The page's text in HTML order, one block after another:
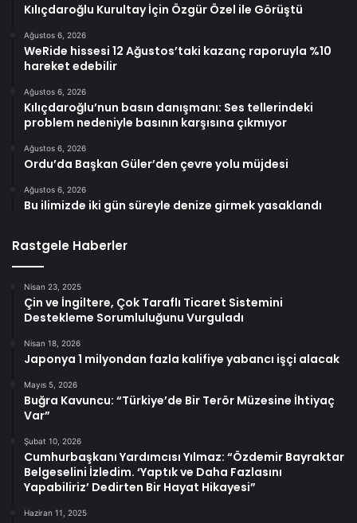
Kılıçdaroğlu Kurultay İçin Özgür Özel ile Görüştü
Ağustos 6, 2026
WeRide hissesi 12 Ağustos’taki kazanç raporuyla %10
hareket edebilir
Ağustos 6, 2026
Kılıçdaroğlu’nun basın danışmanı: Ses tellerindeki
problem nedeniyle basının karşısına çıkmıyor
Ağustos 6, 2026
Ordu’da Başkan Güler’den çevre yolu müjdesi
Ağustos 6, 2026
Bu ilimizde iki gün süreyle denize girmek yasaklandı
Rastgele Haberler
Nisan 23, 2025
Çin ve İngiltere, Çok Taraflı Ticaret Sistemini
Destekleme Sorumluluğunu Vurguladı
Nisan 18, 2026
Japonya 1 milyondan fazla kalifiye yabancı işçi alacak
Mayıs 5, 2026
Buğra Kavuncu: “Türkiye’de Bir Terör Müzesine İhtiyaç
Var”
Şubat 10, 2026
Cumhurbaşkanı Yardımcısı Yılmaz: “Özdemir Bayraktar
Belgeselini İzledim. ‘Yaptık ve Daha Fazlasını
Yapabiliriz’ Dedirten Bir Hayat Hikayesi”
Haziran 11, 2025